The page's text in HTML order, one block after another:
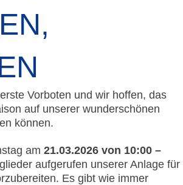
Vorboten und wir hoffen, das
auf unserer wunderschönen
können.
am 21.03.2026 von 10:00 –
aufgerufen unserer Anlage für
Es gibt wie immer